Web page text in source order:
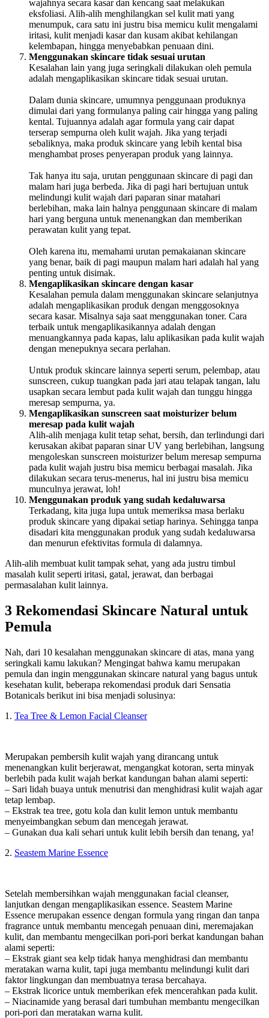
wajahnya secara kasar dan kencang saat melakukan
eksfoliasi. Alih-alih menghilangkan sel kulit mati yang
menumpuk, cara satu ini justru bisa memicu kulit mengalami
iritasi, kulit menjadi kasar dan kusam akibat kehilangan
kelembapan, hingga menyebabkan penuaan dini.
Menggunakan skincare tidak sesuai urutan
Kesalahan lain yang juga seringkali dilakukan oleh pemula
adalah mengaplikasikan skincare tidak sesuai urutan.
Dalam dunia skincare, umumnya penggunaan produknya
dimulai dari yang formulanya paling cair hingga yang paling
kental. Tujuannya adalah agar formula yang cair dapat
terserap sempurna oleh kulit wajah. Jika yang terjadi
sebaliknya, maka produk skincare yang lebih kental bisa
menghambat proses penyerapan produk yang lainnya.
Tak hanya itu saja, urutan penggunaan skincare di pagi dan
malam hari juga berbeda. Jika di pagi hari bertujuan untuk
melindungi kulit wajah dari paparan sinar matahari
berlebihan, maka lain halnya penggunaan skincare di malam
hari yang berguna untuk menenangkan dan memberikan
perawatan kulit yang tepat.
Oleh karena itu, memahami urutan pemakaianan skincare
yang benar, baik di pagi maupun malam hari adalah hal yang
penting untuk disimak.
Mengaplikasikan skincare dengan kasar
Kesalahan pemula dalam menggunakan skincare selanjutnya
adalah mengaplikasikan produk dengan menggosoknya
secara kasar. Misalnya saja saat menggunakan toner. Cara
terbaik untuk mengaplikasikannya adalah dengan
menuangkannya pada kapas, lalu aplikasikan pada kulit wajah
dengan menepuknya secara perlahan.
Untuk produk skincare lainnya seperti serum, pelembap, atau
sunscreen, cukup tuangkan pada jari atau telapak tangan, lalu
usapkan secara lembut pada kulit wajah dan tunggu hingga
meresap sempurna, ya.
Mengaplikasikan sunscreen saat moisturizer belum
meresap pada kulit wajah
Alih-alih menjaga kulit tetap sehat, bersih, dan terlindungi dari
kerusakan akibat paparan sinar UV yang berlebihan, langsung
mengoleskan sunscreen moisturizer belum meresap sempurna
pada kulit wajah justru bisa memicu berbagai masalah. Jika
dilakukan secara terus-menerus, hal ini justru bisa memicu
munculnya jerawat, loh!
Menggunakan produk yang sudah kedaluwarsa
Terkadang, kita juga lupa untuk memeriksa masa berlaku
produk skincare yang dipakai setiap harinya. Sehingga tanpa
disadari kita menggunakan produk yang sudah kedaluwarsa
dan menurun efektivitas formula di dalamnya.
Alih-alih membuat kulit tampak sehat, yang ada justru timbul
masalah kulit seperti iritasi, gatal, jerawat, dan berbagai
permasalahan kulit lainnya.
3 Rekomendasi Skincare Natural untuk
Pemula
Nah, dari 10 kesalahan menggunakan skincare di atas, mana yang
seringkali kamu lakukan? Mengingat bahwa kamu merupakan
pemula dan ingin menggunakan skincare natural yang bagus untuk
kesehatan kulit, beberapa rekomendasi produk dari Sensatia
Botanicals berikut ini bisa menjadi solusinya:
1. Tea Tree & Lemon Facial Cleanser
Merupakan pembersih kulit wajah yang dirancang untuk
menenangkan kulit berjerawat, mengangkat kotoran, serta minyak
berlebih pada kulit wajah berkat kandungan bahan alami seperti:
– Sari lidah buaya untuk menutrisi dan menghidrasi kulit wajah agar
tetap lembap.
– Ekstrak tea tree, gotu kola dan kulit lemon untuk membantu
menyeimbangkan sebum dan mencegah jerawat.
– Gunakan dua kali sehari untuk kulit lebih bersih dan tenang, ya!
2. Seastem Marine Essence
Setelah membersihkan wajah menggunakan facial cleanser,
lanjutkan dengan mengaplikasikan essence. Seastem Marine
Essence merupakan essence dengan formula yang ringan dan tanpa
fragrance untuk membantu mencegah penuaan dini, meremajakan
kulit, dan membantu mengecilkan pori-pori berkat kandungan bahan
alami seperti:
– Ekstrak giant sea kelp tidak hanya menghidrasi dan membantu
meratakan warna kulit, tapi juga membantu melindungi kulit dari
faktor lingkungan dan membuatnya terasa bercahaya.
– Ekstrak licorice untuk memberikan efek mencerahkan pada kulit.
– Niacinamide yang berasal dari tumbuhan membantu mengecilkan
pori-pori dan meratakan warna kulit.